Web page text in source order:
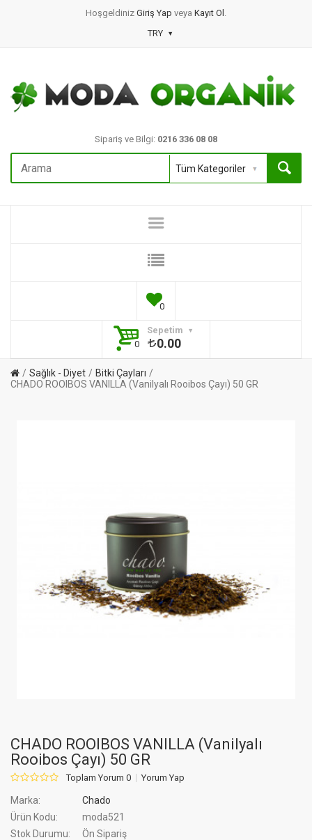
Hoşgeldiniz Giriş Yap veya Kayıt Ol .
TRY
Sipariş ve Bilgi: 0216 336 08 08
0
Sepetim
0
0.00
Sağlık - Diyet
Bitki Çayları
CHADO ROOIBOS VANILLA (Vanilyalı Rooibos Çayı) 50 GR
CHADO ROOIBOS VANILLA (Vanilyalı
Rooibos Çayı) 50 GR
Toplam Yorum 0 Yorum Yap
Marka:
Chado
Ürün Kodu:
moda521
Stok Durumu:
Ön Sipariş